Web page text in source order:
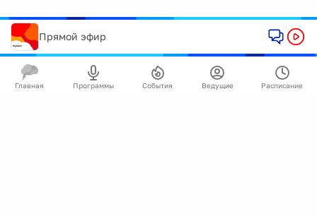
Прямой эфир
Главная Программы События Ведущие Расписание